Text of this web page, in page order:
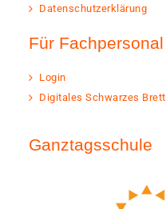
Datenschutzerklärung
Für Fachpersonal
Login
Digitales Schwarzes Brett
Ganztagsschule